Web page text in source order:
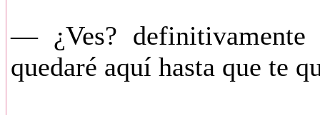
— ¿Ves? definitivamente
quedaré aquí hasta que te